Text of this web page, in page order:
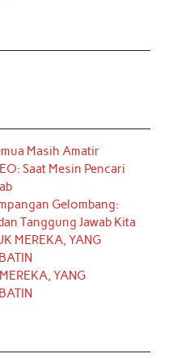
Masih Amatir
Saat Mesin Pencari
Gelombang:
Tanggung Jawab Kita
MEREKA, YANG
YANG